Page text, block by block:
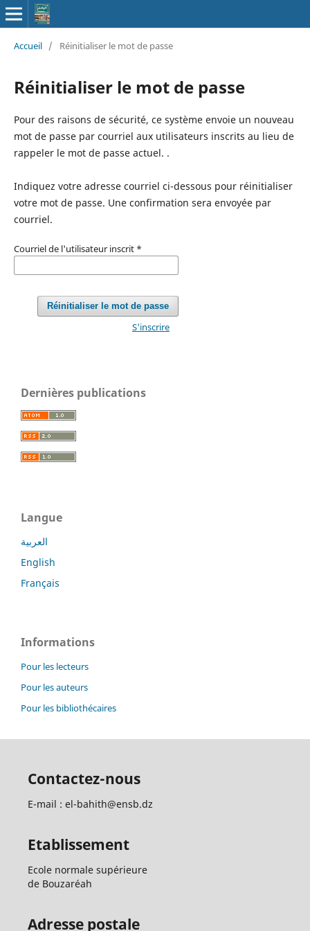
Accueil / Réinitialiser le mot de passe
Réinitialiser le mot de passe
Pour des raisons de sécurité, ce système envoie un nouveau
mot de passe par courriel aux utilisateurs inscrits au lieu de
rappeler le mot de passe actuel. .
Indiquez votre adresse courriel ci-dessous pour réinitialiser
votre mot de passe. Une confirmation sera envoyée par
courriel.
Courriel de l'utilisateur inscrit *
Réinitialiser le mot de passe
S'inscrire
Dernières publications
Langue
العربية
English
Français
Informations
Pour les lecteurs
Pour les auteurs
Pour les bibliothécaires
Contactez-nous
E-mail : el-bahith@ensb.dz
Etablissement
Ecole normale supérieure
de Bouzaréah
Adresse postale